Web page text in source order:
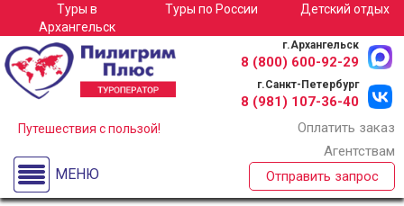
Туры в Архангельск
Детские лагеря
Спортивные сборы
Экскурсионные туры для школьных групп по России
Туры по России
О компании
Путешествия с пользой!
Туры в
Архангельск
Туры по России Детский отдых
МЕНЮ
Оплатить заказ
Агентствам
Отправить запрос
г.Архангельск
8 (800) 600-92-29
г.Санкт-Петербург
8 (981) 107-36-40